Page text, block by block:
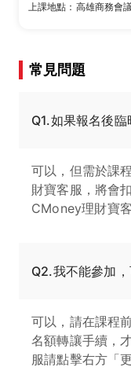
上課地點： 高雄商務會
常見問題
Q1.如果報名後
可以，但需於課
財寶客服，將會
CMoney理財寶
Q2.我不能參加
可以，請在課程
名額轉讓手續，
服請點擊右方「